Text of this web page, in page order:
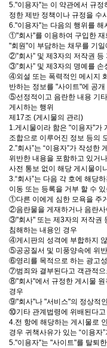
5."이용자"는 이 약관에서 규
정한 제반 정책이나 규정을 수
6."이용자"는 다음의 행위를 해
①"회사"를 이용하여 구입한 재
"회원"이 부담하는 채무를 기
②”회사” 및 제3자의 저작권 등
③”회사” 및 제3자의 명예를 손
④외설 또는 폭력적인 메시지
반하는 정보를 "사이트"에 공개
⑤선정적이고 음란한 내용 기
게시하는 행위
제17조 (게시물의 관리)
1.게시물이라 함은 "이용자"가
조합으로 이루어진 정보 등의
2.”회사”는 “이용자”가 작성한
위반한 내용을 포함하고 있거
사전 통보 없이 해당 게시물이
3.“회사”는 다음 각 호에 해당
이동 또는 등록을 거부 할 수
①다른 이에게 심한 모욕을 주
②음란물을 게재하거나 음란사
③"회사" 또는 제3자의 저작권
침해하는 내용인 경우
④게시판의 성격에 부합하지
⑤공공질서 및 미풍양속에 위
⑥영리를 목적으로 하는 광고
⑦범죄와 결부된다고 객관적으
⑧"회사"에서 규정한 게시물 원
경우
⑨"회사"나 "서비스"의 정상적
⑩기타 관계법령에 위배된다고
4.전 항에 해당하는 게시물로
경우 귀책사유가 있는 “이용자
5."이용자"는 "사이트"를 탈퇴